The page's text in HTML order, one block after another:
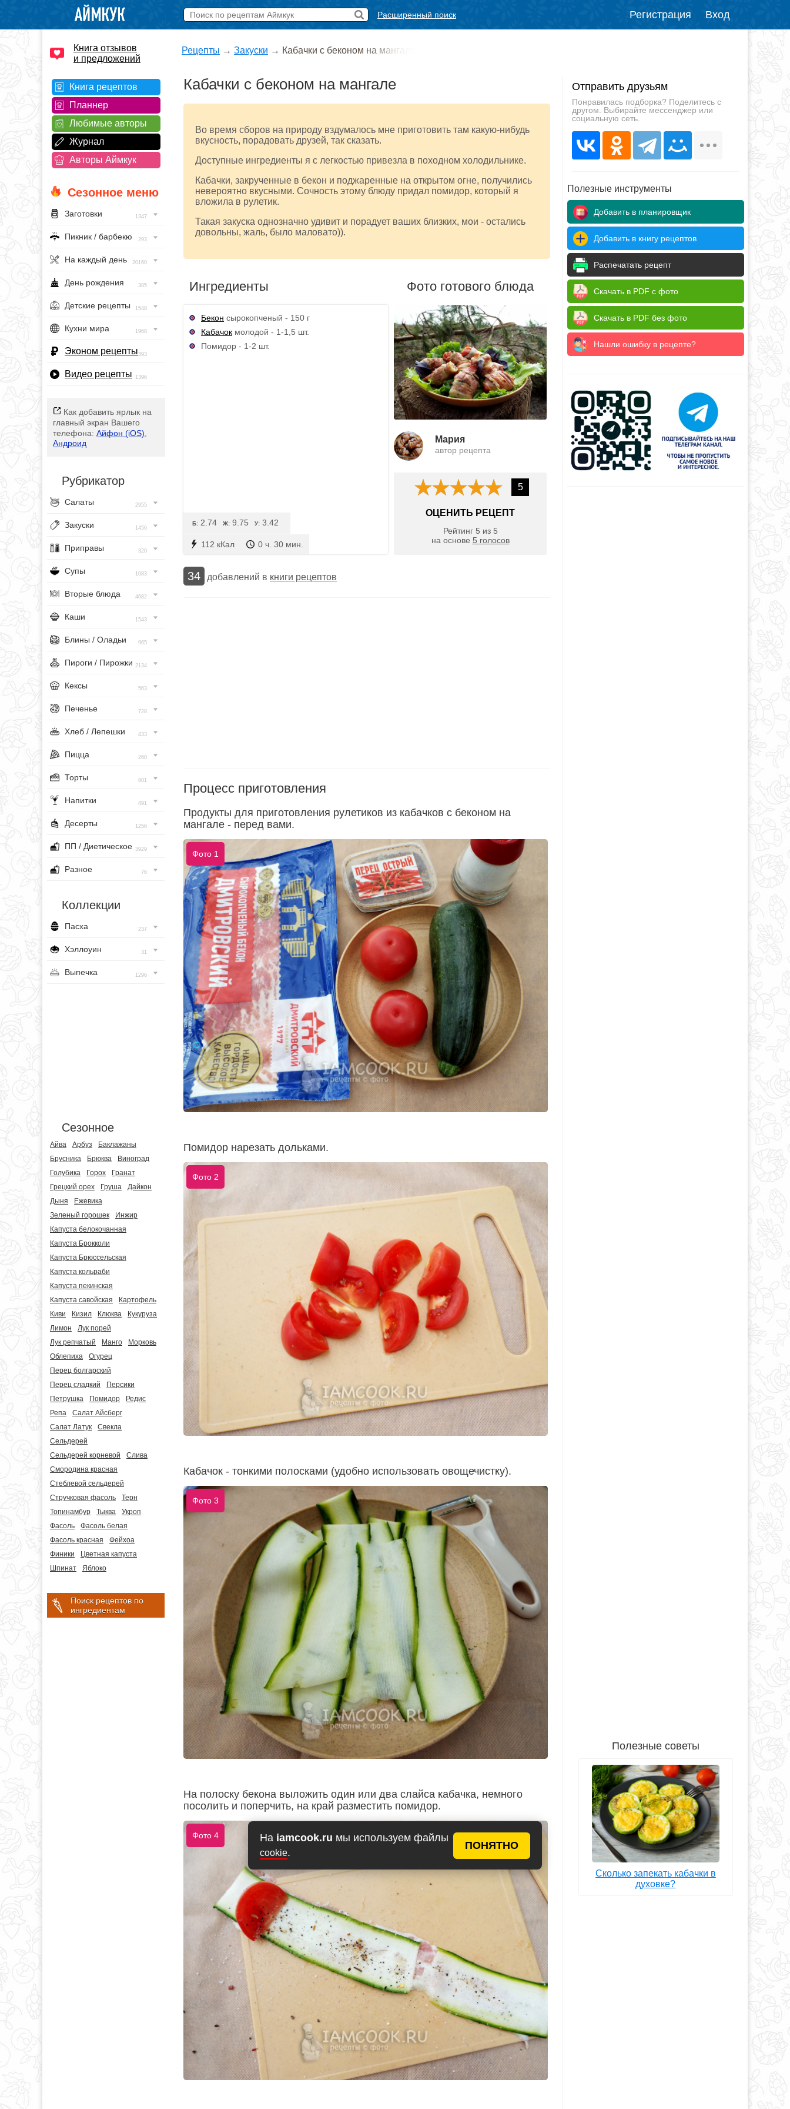
На iamcook.ru мы используем файлы
cookie.
ПОНЯТНО
Расширенный поиск Регистрация Вход
Книга отзывов
и предложений
Книга рецептов
Планнер
Любимые авторы
Журнал
Авторы Аймкук
Сезонное меню
Заготовки 1347
Пикник / барбекю 293
На каждый день 20160
День рождения 385
Детские рецепты 1548
Кухни мира 1968
Эконом рецепты393
Видео рецепты 1396
Как добавить ярлык на
главный экран Вашего
телефона: Айфон (iOS)
Андроид
Рубрикатор
Салаты 2955
Закуски 1456
Приправы 320
Супы 1083
Вторые блюда 4682
Каши 1543
Блины / Оладьи 965
Пироги / Пирожки 2134
Кексы 563
Печенье 728
Хлеб / Лепешки 433
Пицца 260
Торты 801
Напитки 491
Десерты 1256
ПП / Диетическое 3929
Разное 76
Коллекции
Пасха 237
Хэллоуин 31
Выпечка 1296
Сезонное
Айва Арбуз
Баклажаны
Брусника
Брюква
Виноград
Голубика
Горох
Гранат
Грецкий орех
Груша
Дайкон
Дыня
Ежевика
Зеленый горошек
Инжир
Капуста белокочанная
Капуста Брокколи
Капуста Брюссельская
Капуста кольраби
Капуста пекинская
Капуста савойская
Картофель
Киви
Кизил Клюква
Кукуруза
Лимон
Лук порей
Лук репчатый
Манго
Морковь
Облепиха
Огурец
Перец болгарский
Перец сладкий
Персики
Петрушка
Помидор
Редис
Репа
Салат Айсберг
Салат Латук
Свекла
Сельдерей
Сельдерей корневой
Слива
Смородина красная
Стеблевой сельдерей
Стручковая фасоль
Терн
Топинамбур
Тыква
Укроп
Фасоль
Фасоль белая
Фасоль красная
Фейхоа
Финики
Цветная капуста
Шпинат
Яблоко
Поиск рецептов по
ингредиентам
Рецепты → Закуски → Кабачки с беконом на мангале
Кабачки с беконом на мангале
Во время сборов на природу вздумалось мне приготовить там какую-нибудь
вкусность, порадовать друзей, так сказать.
Доступные ингредиенты я с легкостью привезла в походном холодильнике.
Кабачки, закрученные в бекон и поджаренные на открытом огне, получились
невероятно вкусными. Сочность этому блюду придал помидор, который я
вложила в рулетик.
Такая закуска однозначно удивит и порадует ваших близких, мои - остались
довольны, жаль, было маловато)).
Ингредиенты
Бекон сырокопченый - 150 г
Кабачок молодой - 1-1,5 шт.
Помидор - 1-2 шт.
112 кКал 0 ч. 30 мин.
Б: 2.74 Ж: 9.75 У: 3.42
Фото готового блюда
Мария
автор рецепта
5
ОЦЕНИТЬ РЕЦЕПТ
Рейтинг 5 из 5
на основе 5 голосов
34 добавлений в книги рецептов
Процесс приготовления
Продукты для приготовления рулетиков из кабачков с беконом на
мангале - перед вами.
Фото 1
Помидор нарезать дольками.
Фото 2
Кабачок - тонкими полосками (удобно использовать овощечистку).
Фото 3
На полоску бекона выложить один или два слайса кабачка, немного
посолить и поперчить, на край разместить помидор.
Фото 4
Отправить друзьям
Понравилась подборка? Поделитесь с
другом. Выбирайте мессенджер или
социальную сеть.
Полезные инструменты
Добавить в планировщик
Добавить в книгу рецептов
Распечатать рецепт
Скачать в PDF с фото
Скачать в PDF без фото
Нашли ошибку в рецепте?
Полезные советы
Сколько запекать кабачки в
духовке?